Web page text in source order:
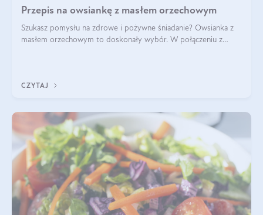
Przepis na owsiankę z masłem orzechowym
Szukasz pomysłu na zdrowe i pożywne śniadanie? Owsianka z
masłem orzechowym to doskonały wybór. W połączeniu z
CZYTAJ